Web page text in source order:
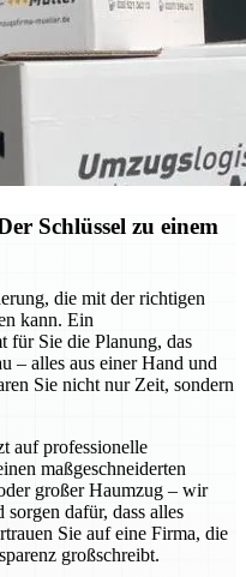
Schlüssel zu einem
die mit der richtigen
kann. Ein
für Sie die Planung, das
– alles aus einer Hand und
Sie nicht nur Zeit, sondern
auf professionelle
maßgeschneiderten
großer Haumzug – wir
dafür, dass alles
Sie auf eine Firma, die
großschreibt.